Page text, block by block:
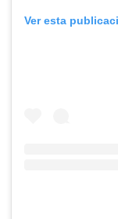
Ver esta